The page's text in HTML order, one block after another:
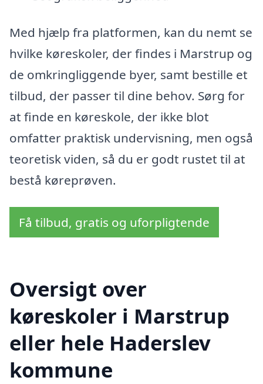
Med hjælp fra platformen, kan du nemt se
hvilke køreskoler, der findes i Marstrup og
de omkringliggende byer, samt bestille et
tilbud, der passer til dine behov. Sørg for
at finde en køreskole, der ikke blot
omfatter praktisk undervisning, men også
teoretisk viden, så du er godt rustet til at
bestå køreprøven.
Få tilbud, gratis og uforpligtende
Oversigt over
køreskoler i Marstrup
eller hele Haderslev
kommune